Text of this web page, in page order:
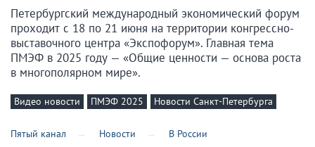
Петербургский международный экономический форум
проходит с 18 по 21 июня на территории конгрессно-
выставочного центра «Экспофорум». Главная тема
ПМЭФ в 2025 году — «Общие ценности — основа роста
в многополярном мире».
Видео новости ПМЭФ 2025 Новости Санкт-Петербурга
Пятый канал Новости В России